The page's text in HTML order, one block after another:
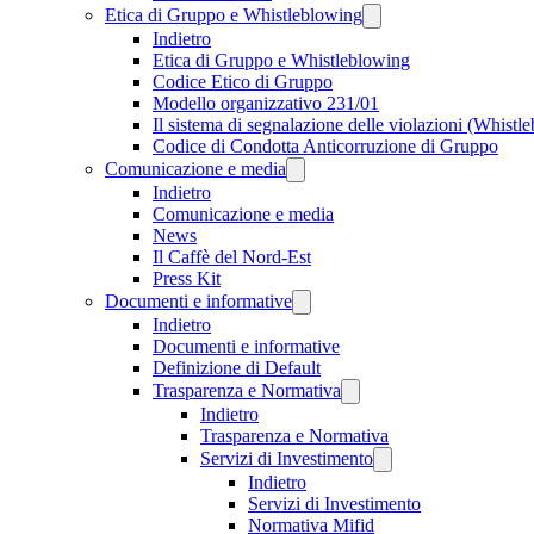
Etica di Gruppo e Whistleblowing
Indietro
Etica di Gruppo e Whistleblowing
Codice Etico di Gruppo
Modello organizzativo 231/01
Il sistema di segnalazione delle violazioni
Codice di Condotta Anticorruzione di Gruppo
Comunicazione e media
Indietro
Comunicazione e media
News
Il Caffè del Nord-Est
Press Kit
Documenti e informative
Indietro
Documenti e informative
Definizione di Default
Trasparenza e Normativa
Indietro
Trasparenza e Normativa
Servizi di Investimento
Indietro
Servizi di Investimento
Normativa Mifid